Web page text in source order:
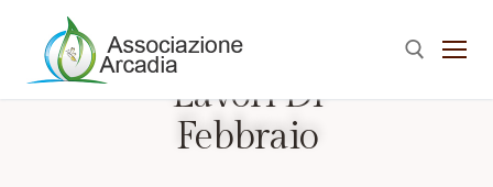
Lavori Di
Febbraio